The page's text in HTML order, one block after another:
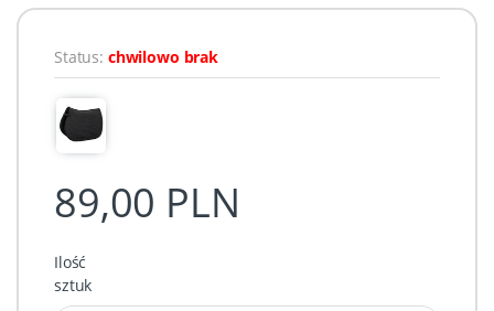
Status: chwilowo brak
89,00 PLN
Ilość
sztuk